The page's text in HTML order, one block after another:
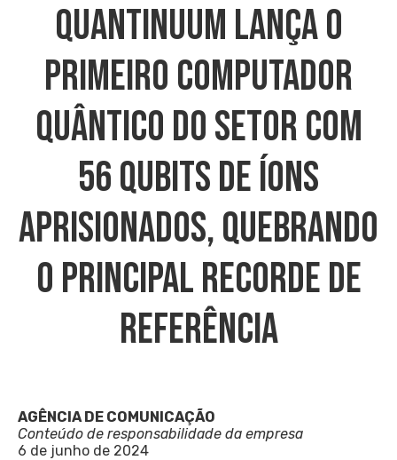
Quantinuum Lança O
Primeiro Computador
Quântico Do Setor Com
56 Qubits De Íons
Aprisionados, Quebrando
O Principal Recorde De
Referência
AGÊNCIA DE COMUNICAÇÃO
Conteúdo de responsabilidade da empresa
6 de junho de 2024